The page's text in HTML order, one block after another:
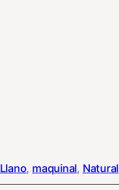
Llano, maquinal, Natural